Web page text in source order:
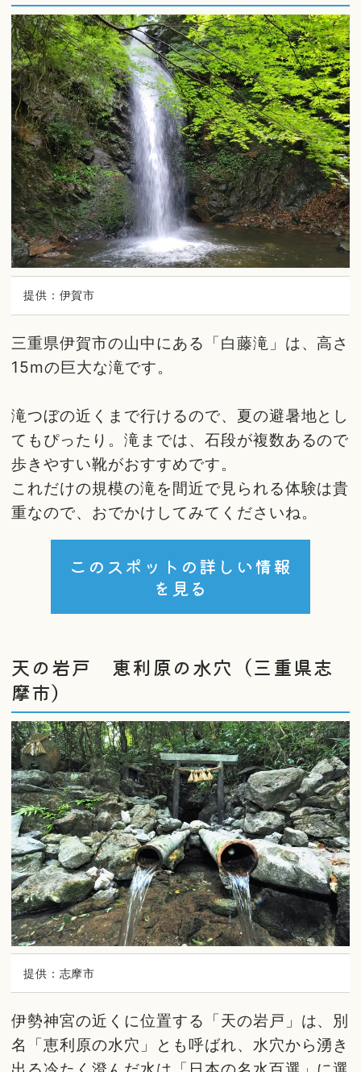
提供：伊賀市
三重県伊賀市の山中にある「白藤滝」は、高さ
15mの巨大な滝です。
滝つぼの近くまで行けるので、夏の避暑地とし
てもぴったり。滝までは、石段が複数あるので
歩きやすい靴がおすすめです。
これだけの規模の滝を間近で見られる体験は貴
重なので、おでかけしてみてくださいね。
このスポットの詳しい情報
を見る
天の岩戸 恵利原の水穴（三重県志
摩市）
提供：志摩市
伊勢神宮の近くに位置する「天の岩戸」は、別
名「恵利原の水穴」とも呼ばれ、水穴から湧き